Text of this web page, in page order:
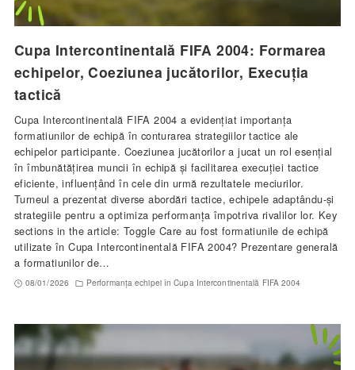
Cupa Intercontinentală FIFA 2004: Formarea
echipelor, Coeziunea jucătorilor, Execuția
tactică
Cupa Intercontinentală FIFA 2004 a evidențiat importanța
formatiunilor de echipă în conturarea strategiilor tactice ale
echipelor participante. Coeziunea jucătorilor a jucat un rol esențial
în îmbunătățirea muncii în echipă și facilitarea execuției tactice
eficiente, influențând în cele din urmă rezultatele meciurilor.
Turneul a prezentat diverse abordări tactice, echipele adaptându-și
strategiile pentru a optimiza performanța împotriva rivalilor lor. Key
sections in the article: Toggle Care au fost formatiunile de echipă
utilizate în Cupa Intercontinentală FIFA 2004? Prezentare generală
a formatiunilor de…
08/01/2026 Performanța echipei în Cupa Intercontinentală FIFA 2004